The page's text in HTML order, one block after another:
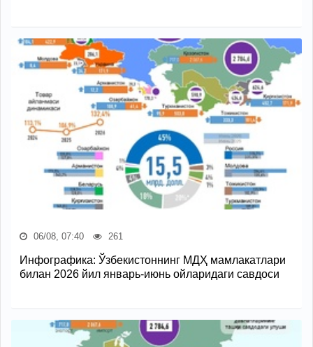
06/08, 07:40 261
Инфографика: Ўзбекистоннинг МДҲ мамлакатлари
билан 2026 йил январь-июнь ойларидаги савдоси